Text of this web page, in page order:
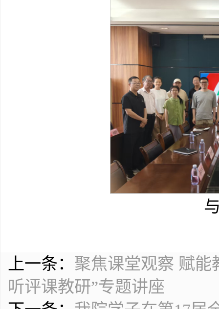
上一条： 聚焦课堂观察 赋
听评课教研”专题讲座